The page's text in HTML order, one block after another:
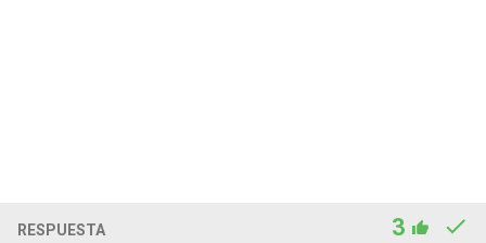
RESPUESTA 3